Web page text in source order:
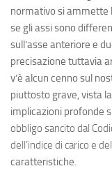
normativo si ammette
se gli assi sono
sull’asse anteriore e
precisazione tuttavia
v’è alcun cenno sul
piuttosto grave, vista la
implicazioni profonde
obbligo sancito dal
dell’indice di carico e
caratteristiche.